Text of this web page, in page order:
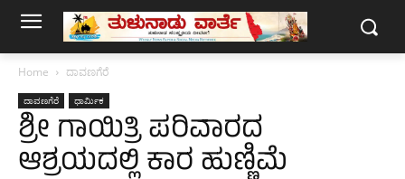
Home ದಾವಣಗೆರೆ
ದಾವಣಗೆರೆ ಧಾರ್ಮಿಕ
ಶ್ರೀ ಗಾಯಿತ್ರಿ ಪರಿವಾರದ
ಆಶ್ರಯದಲ್ಲಿ ಕಾರ ಹುಣ್ಣಿಮೆ